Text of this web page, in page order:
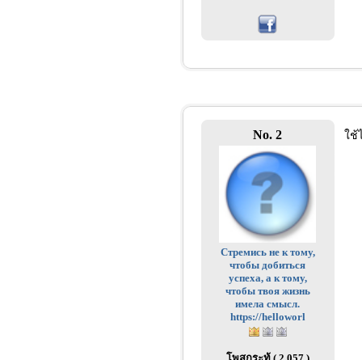
No. 2
Стремись не к тому,
чтобы добиться
успеха, а к тому,
чтобы твоя жизнь
имела смысл.
https://helloworl
ใช้